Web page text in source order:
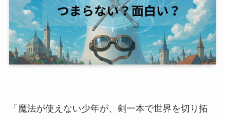
「魔法が使えない少年が、剣一本で世界を切り拓